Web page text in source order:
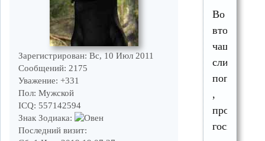
Зарегистрирован: Вс, 10 Июл 2011
Сообщений: 2175
Уважение: +331
Пол: Мужской
ICQ: 557142594
Знак Зодиака:
Последний визит:
Во
второй
чашке
сливками
попа
,
прости
господи